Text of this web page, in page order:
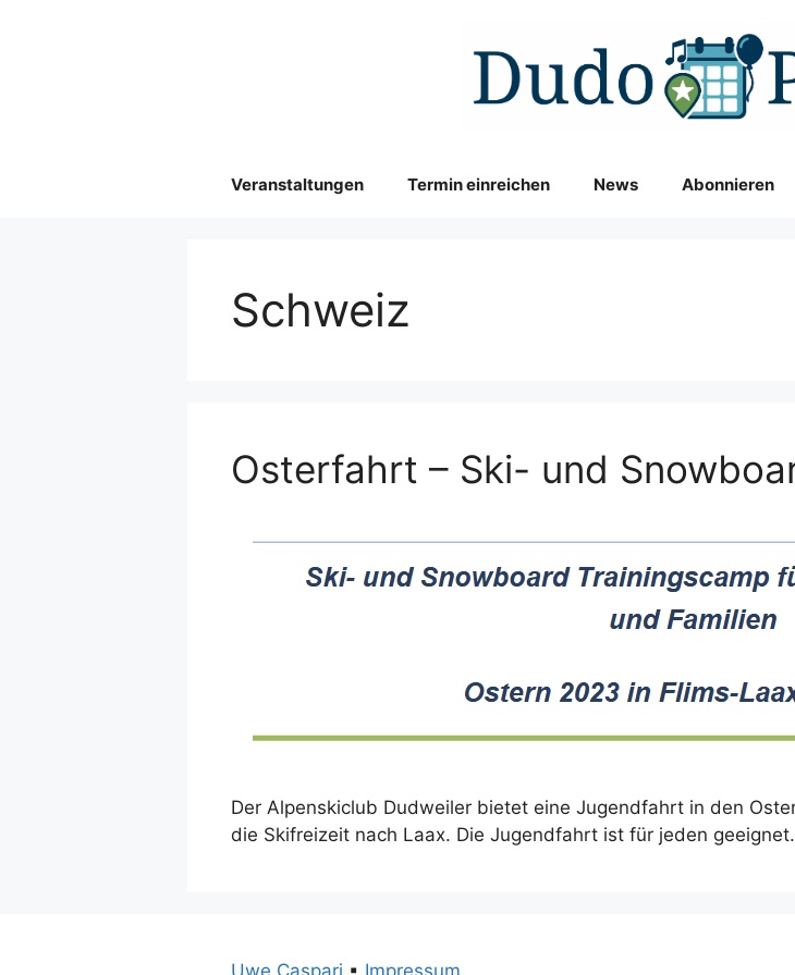
Veranstaltungen Termin einreichen News Abonnieren
Schweiz
Osterfahrt – Ski- und
Der Alpenskiclub Dudweiler bietet eine Jugendfahrt in den
die Skifreizeit nach Laax. Die Jugendfahrt ist für jeden
Uwe Caspari ▪ Impressum